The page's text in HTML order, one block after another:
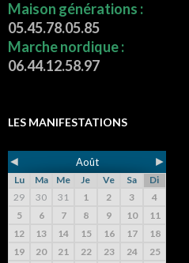
Maison générations :
05.45.78.05.85
Marche nordique :
06.44.12.58.97
LES MANIFESTATIONS
◄ Août ►
Lu Ma Me Je Ve Sa
Di
29
30 31 1 2 3
4
5
6 7 8 9 10
11
12
13 14 15 16 17
18
19
20 21 22 23 24
25